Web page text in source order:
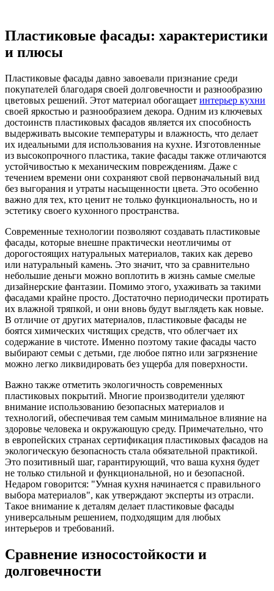
Пластиковые фасады: характеристики
и плюсы
Пластиковые фасады давно завоевали признание среди
покупателей благодаря своей долговечности и разнообразию
цветовых решений. Этот материал обогащает интерьер кухни
своей яркостью и разнообразием декора. Одним из ключевых
достоинств пластиковых фасадов является их способность
выдерживать высокие температуры и влажность, что делает
их идеальными для использования на кухне. Изготовленные
из высокопрочного пластика, такие фасады также отличаются
устойчивостью к механическим повреждениям. Даже с
течением времени они сохраняют свой первоначальный вид
без выгорания и утраты насыщенности цвета. Это особенно
важно для тех, кто ценит не только функциональность, но и
эстетику своего кухонного пространства.
Современные технологии позволяют создавать пластиковые
фасады, которые внешне практически неотличимы от
дорогостоящих натуральных материалов, таких как дерево
или натуральный камень. Это значит, что за сравнительно
небольшие деньги можно воплотить в жизнь самые смелые
дизайнерские фантазии. Помимо этого, ухаживать за такими
фасадами крайне просто. Достаточно периодически протирать
их влажной тряпкой, и они вновь будут выглядеть как новые.
В отличие от других материалов, пластиковые фасады не
боятся химических чистящих средств, что облегчает их
содержание в чистоте. Именно поэтому такие фасады часто
выбирают семьи с детьми, где любое пятно или загрязнение
можно легко ликвидировать без ущерба для поверхности.
Важно также отметить экологичность современных
пластиковых покрытий. Многие производители уделяют
внимание использованию безопасных материалов и
технологий, обеспечивая тем самым минимальное влияние на
здоровье человека и окружающую среду. Примечательно, что
в европейских странах сертификация пластиковых фасадов на
экологическую безопасность стала обязательной практикой.
Это позитивный шаг, гарантирующий, что ваша кухня будет
не только стильной и функциональной, но и безопасной.
Недаром говорится: "Умная кухня начинается с правильного
выбора материалов", как утверждают эксперты из отрасли.
Такое внимание к деталям делает пластиковые фасады
универсальным решением, подходящим для любых
интерьеров и требований.
Сравнение износостойкости и
долговечности